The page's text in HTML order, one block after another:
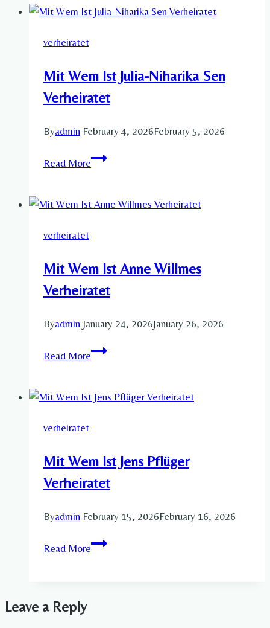
Verheiratet
verheiratet
Mit Wem Ist Julia-Niharika Sen
Verheiratet​
Byadmin February 4, 2026February 5, 2026
Read MoreMit
Julia-
verheiratet
Mit Wem Ist Anne Willmes
Verheiratet​
Byadmin January 24, 2026January 26, 2026
Read MoreMit
Anne
verheiratet
Mit Wem Ist Jens Pflüger
Verheiratet​
Byadmin February 15, 2026February 16, 2026
Read MoreMit
Leave a Reply